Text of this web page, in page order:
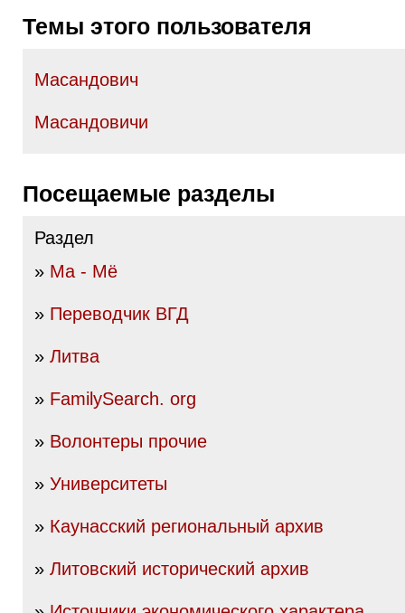
Темы этого пользователя
Масандович
Масандовичи
Посещаемые разделы
Раздел
» Ма - Мё
» Переводчик ВГД
» Литва
» FamilySearch. org
» Волонтеры прочие
» Университеты
» Каунасский региональный архив
» Литовский исторический архив